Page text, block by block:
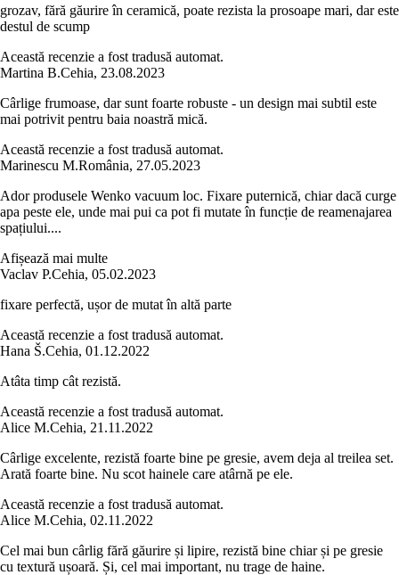
grozav, fără găurire în ceramică, poate rezista la prosoape mari, dar este
destul de scump
Această recenzie a fost tradusă automat.
Martina B.Cehia, 23.08.2023
Cârlige frumoase, dar sunt foarte robuste - un design mai subtil este
mai potrivit pentru baia noastră mică.
Această recenzie a fost tradusă automat.
Marinescu M.România, 27.05.2023
Ador produsele Wenko vacuum loc. Fixare puternică, chiar dacă curge
apa peste ele, unde mai pui ca pot fi mutate în funcție de reamenajarea
spațiului....
Afișează mai multe
Vaclav P.Cehia, 05.02.2023
fixare perfectă, ușor de mutat în altă parte
Această recenzie a fost tradusă automat.
Hana Š.Cehia, 01.12.2022
Atâta timp cât rezistă.
Această recenzie a fost tradusă automat.
Alice M.Cehia, 21.11.2022
Cârlige excelente, rezistă foarte bine pe gresie, avem deja al treilea set.
Arată foarte bine. Nu scot hainele care atârnă pe ele.
Această recenzie a fost tradusă automat.
Alice M.Cehia, 02.11.2022
Cel mai bun cârlig fără găurire și lipire, rezistă bine chiar și pe gresie
cu textură ușoară. Și, cel mai important, nu trage de haine.